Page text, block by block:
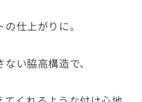
仕上がりに。
い脇高構造で、